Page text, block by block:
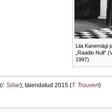
Liia Kanemägi
„Raadio Null”
1997).
I. Sillar); täiendatud 2015 (T. Truuvert)